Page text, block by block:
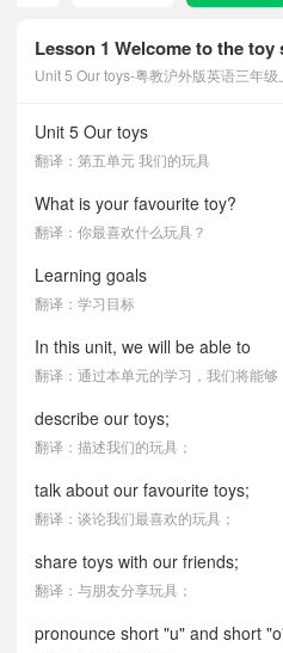
Lesson 1 Welcome to the toy
Unit 5 Our toys-粤教沪外版英语三年级
Unit 5 Our toys
翻译：第五单元 我们的玩具
What is your favourite toy?
翻译：你最喜欢什么玩具？
Learning goals
翻译：学习目标
In this unit, we will be able to
翻译：通过本单元的学习，我们将能够
describe our toys;
翻译：描述我们的玩具；
talk about our favourite toys;
翻译：谈论我们最喜欢的玩具；
share toys with our friends;
翻译：与朋友分享玩具；
pronounce short "u" and short